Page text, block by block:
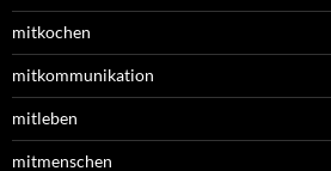
mitkochen
mitkommunikation
mitleben
mitmenschen